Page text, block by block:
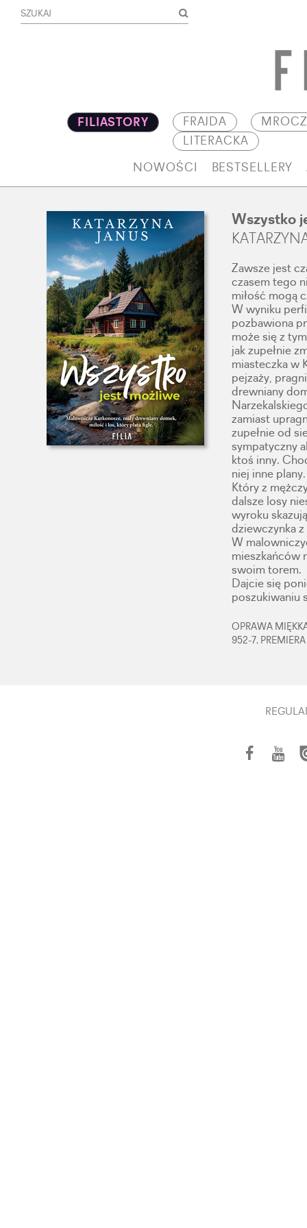
FILIASTORY FRAJDA
LITERACKA
NOWOŚCI BESTSELLERY
Wszystko
Zawsze jest
czasem tego
miłość mogą
W wyniku
pozbawiona
może się z
jak zupełnie
miasteczka w
pejzaży,
drewniany
zamiast
zupełnie od
sympatyczny
ktoś inny.
niej inne plany.
Który z
dalsze losy
wyroku
dziewczynka
W
mieszkańców
swoim torem.
Dajcie się
poszukiwaniu
OPRAWA
952-7,